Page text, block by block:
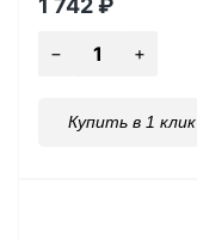
Купить в 1 клик